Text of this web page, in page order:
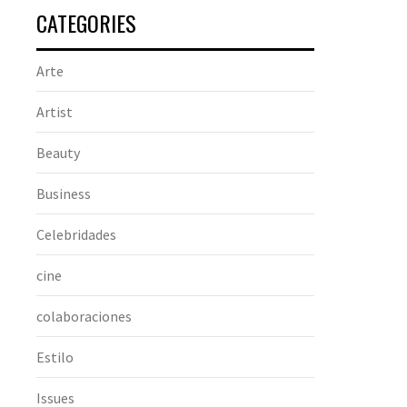
CATEGORIES
Arte
Artist
Beauty
Business
Celebridades
cine
colaboraciones
Estilo
Issues